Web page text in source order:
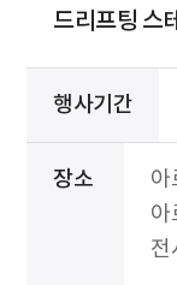
드리프팅 스
행사기간
장소
아
아
전